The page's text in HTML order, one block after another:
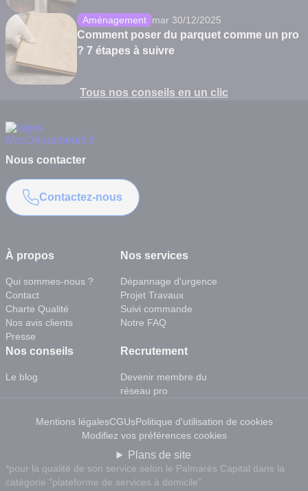
Aménagement mar 30/12/2025
Comment poser du parquet comme un pro
? 7 étapes à suivre
Tous nos conseils en un clic
À propos
Qui sommes-nous ?
Contact
Charte Qualité
Nos avis clients
Presse
Nos services
Dépannage d'urgence
Projet Travaux
Suivi commande
Notre FAQ
Nos conseils
Le blog
Recrutement
Devenir membre du
réseau pro
Nous contacter
Contactez-nous
*pour la qualité de son service selon le Palmarès Capital dans la
catégorie "plateforme de services à domicile"
Mentions légalesCGUsPolitique d'utilisation de cookies
Modifiez vos préférences cookies
Plans de site